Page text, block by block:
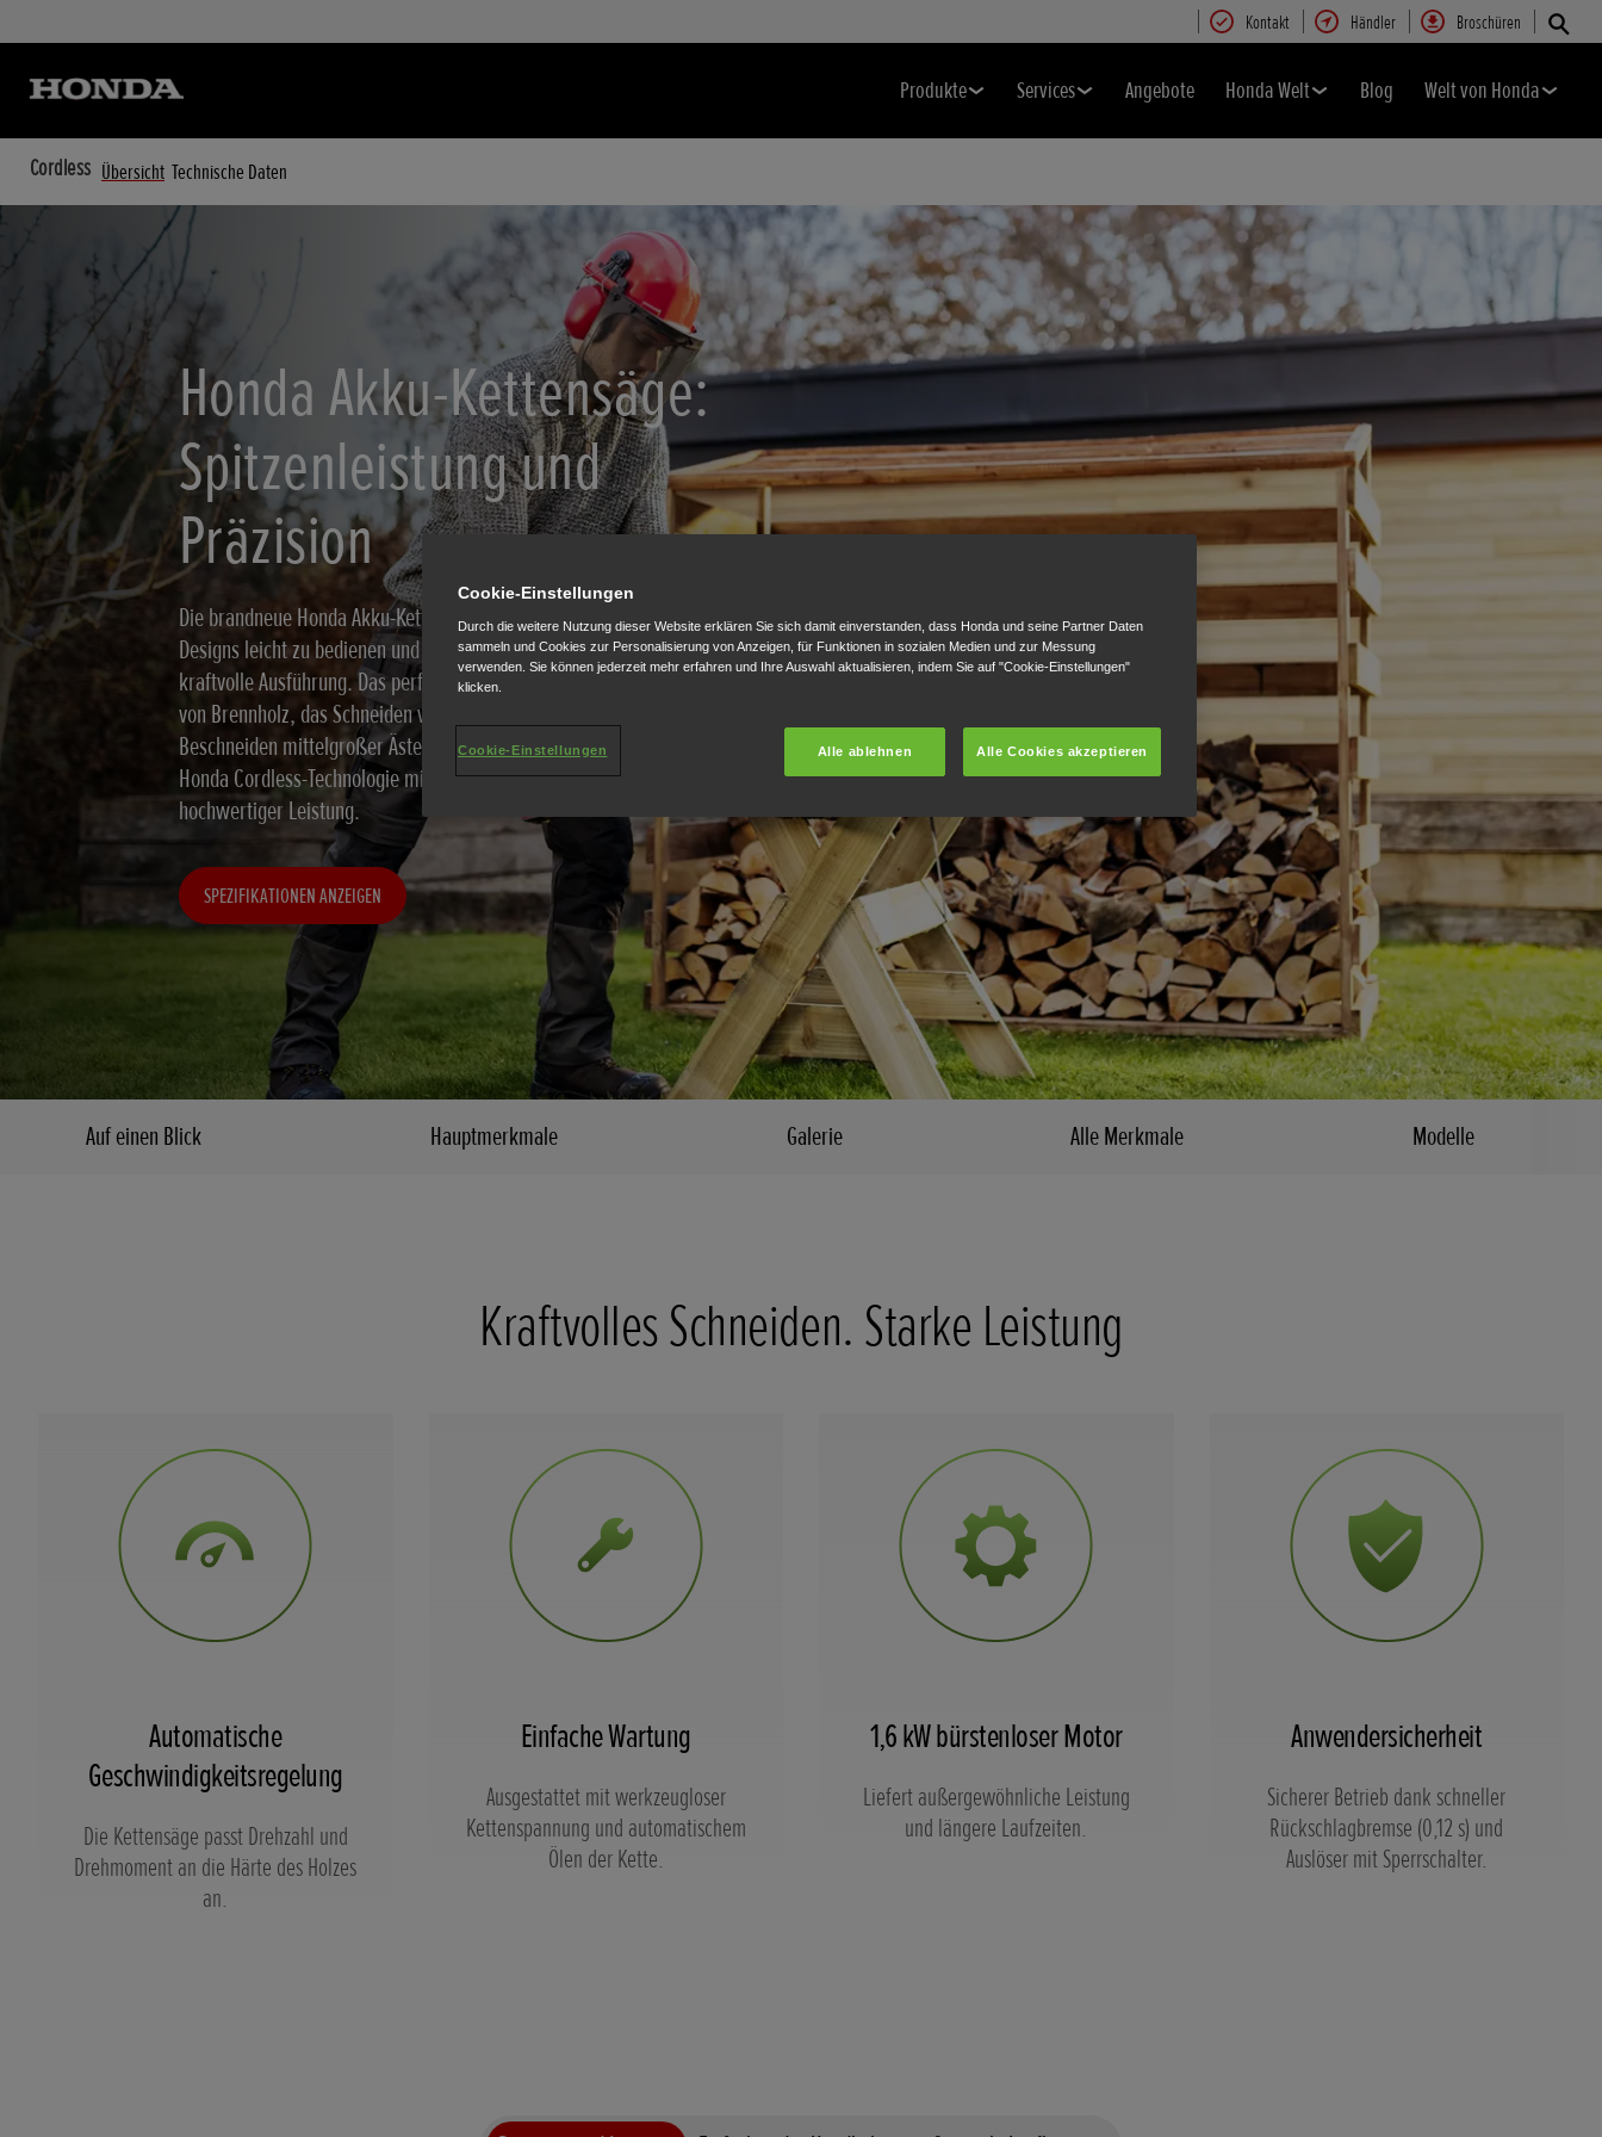
Kontakt Händler Broschüren
Produkte Services Angebote Honda Welt Blog Welt von Honda
Cordless Übersicht Technische Daten
Honda Akku-Kettensäge:
Spitzenleistung und
Präzision
Die brandneue Honda Akku-Kettensäge ist dank ihres wendigen
Designs leicht zu bedienen und bietet eine Leistung von 1,6 kW für eine
kraftvolle Ausführung. Das perfekte Werkzeug für die Vorbereitung
von Brennholz, das Schneiden von Hart- und Weichholz, das
Beschneiden mittelgroßer Äste und das Fällen kleiner Bäume mit der
Honda Cordless-Technologie mit geringer Geräuschentwicklung und
hochwertiger Leistung.
SPEZIFIKATIONEN ANZEIGEN
Auf einen Blick Hauptmerkmale Galerie Alle Merkmale Modelle
Kraftvolles Schneiden. Starke Leistung
Automatische
Geschwindigkeitsregelung
Die Kettensäge passt Drehzahl und
Drehmoment an die Härte des Holzes
an.
Einfache Wartung
Ausgestattet mit werkzeugloser
Kettenspannung und automatischem
Ölen der Kette.
1,6 kW bürstenloser Motor
Liefert außergewöhnliche Leistung
und längere Laufzeiten.
Anwendersicherheit
Sicherer Betrieb dank schneller
Rückschlagbremse (0,12 s) und
Auslöser mit Sperrschalter.
Cookie-Einstellungen
Durch die weitere Nutzung dieser Website erklären Sie sich damit einverstanden, dass Honda und seine Partner Daten
sammeln und Cookies zur Personalisierung von Anzeigen, für Funktionen in sozialen Medien und zur Messung
verwenden. Sie können jederzeit mehr erfahren und Ihre Auswahl aktualisieren, indem Sie auf "Cookie-Einstellungen"
klicken.
Alle ablehnen Alle Cookies akzeptieren
Cookie-Einstellungen